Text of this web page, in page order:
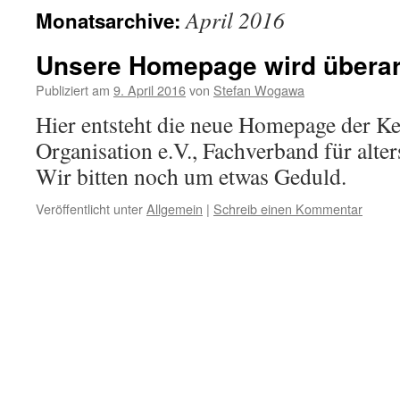
Monatsarchive:April 2016
Unsere Homepage wird
Publiziert am 9. April 2016von Stefan Wogawa
Hier entsteht die neue Homepage der
Organisation e.V., Fachverband für
Wir bitten noch um etwas Geduld.
Veröffentlicht unterAllgemein | Schreib einen Kommentar